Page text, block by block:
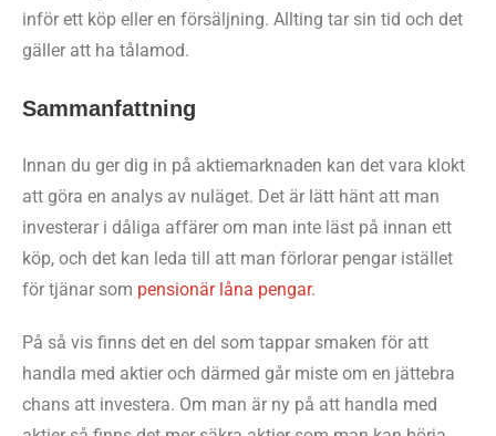
inför ett köp eller en försäljning. Allting tar sin tid och det
gäller att ha tålamod.
Sammanfattning
Innan du ger dig in på aktiemarknaden kan det vara klokt
att göra en analys av nuläget. Det är lätt hänt att man
investerar i dåliga affärer om man inte läst på innan ett
köp, och det kan leda till att man förlorar pengar istället
för tjänar som pensionär låna pengar.
På så vis finns det en del som tappar smaken för att
handla med aktier och därmed går miste om en jättebra
chans att investera. Om man är ny på att handla med